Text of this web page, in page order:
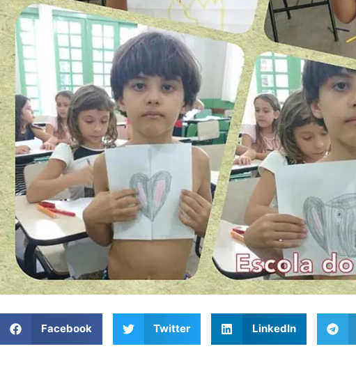
Facebook Twitter LinkedIn